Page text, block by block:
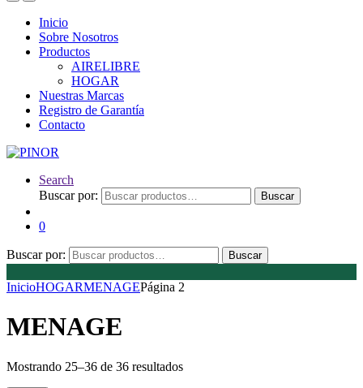
Inicio
Sobre Nosotros
Productos
AIRELIBRE
HOGAR
Nuestras Marcas
Registro de Garantía
Contacto
Search
Buscar por:
Buscar
0
Buscar por: Buscar
InicioHOGARMENAGEPágina 2
MENAGE
Mostrando 25–36 de 36 resultados